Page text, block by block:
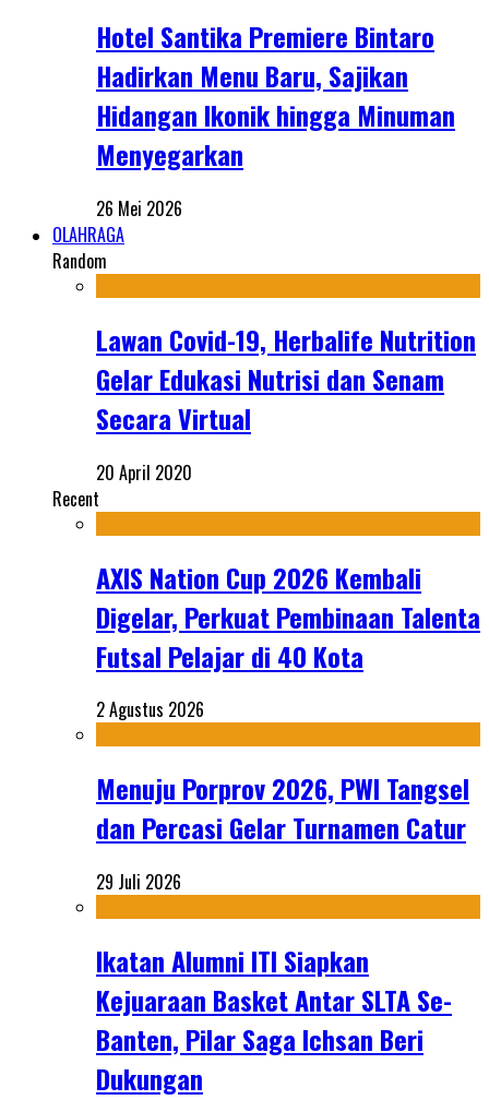
Hotel Santika Premiere Bintaro
Hadirkan Menu Baru, Sajikan
Hidangan Ikonik hingga Minuman
Menyegarkan
26 Mei 2026
OLAHRAGA
Random
Lawan Covid-19, Herbalife Nutrition
Gelar Edukasi Nutrisi dan Senam
Secara Virtual
20 April 2020
Recent
AXIS Nation Cup 2026 Kembali
Digelar, Perkuat Pembinaan Talenta
Futsal Pelajar di 40 Kota
2 Agustus 2026
Menuju Porprov 2026, PWI Tangsel
dan Percasi Gelar Turnamen Catur
29 Juli 2026
Ikatan Alumni ITI Siapkan
Kejuaraan Basket Antar SLTA Se-
Banten, Pilar Saga Ichsan Beri
Dukungan